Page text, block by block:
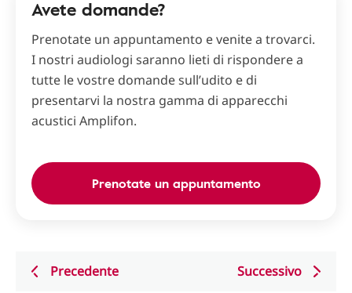
Avete domande?
Prenotate un appuntamento e venite a trovarci.
I nostri audiologi saranno lieti di rispondere a
tutte le vostre domande sull’udito e di
presentarvi la nostra gamma di apparecchi
acustici Amplifon.
Prenotate un appuntamento
Precedente Successivo